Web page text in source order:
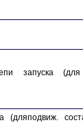
запуска (для
(дляподвиж.